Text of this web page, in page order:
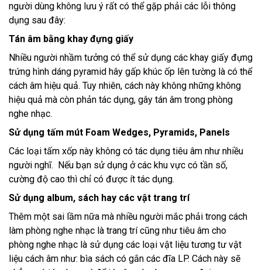
người dùng không lưu ý rất có thể gặp phải các lỗi thông
dụng sau đây:
Tán âm bằng khay đựng giấy
Nhiều người nhầm tưởng có thể sử dụng các khay giấy đựng
trứng hình dáng pyramid hây gấp khúc ốp lên tường là có thể
cách âm hiệu quả. Tuy nhiên, cách này không những không
hiệu quả mà còn phản tác dụng, gây tán âm trong phòng
nghe nhạc.
Sử dụng tấm mút Foam Wedges, Pyramids, Panels
Các loại tấm xốp này không có tác dụng tiêu âm như nhiều
người nghĩ. Nếu bạn sử dụng ở các khu vực có tần số,
cường độ cao thì chỉ có được ít tác dụng.
Sử dụng album, sách hay các vật trang trí
Thêm một sai lầm nữa mà nhiều người mắc phải trong cách
làm phòng nghe nhạc là trang trí cũng như tiêu âm cho
phòng nghe nhạc là sử dụng các loại vật liệu tương tư vật
liệu cách âm như: bìa sách có gắn các đĩa LP. Cách này sẽ